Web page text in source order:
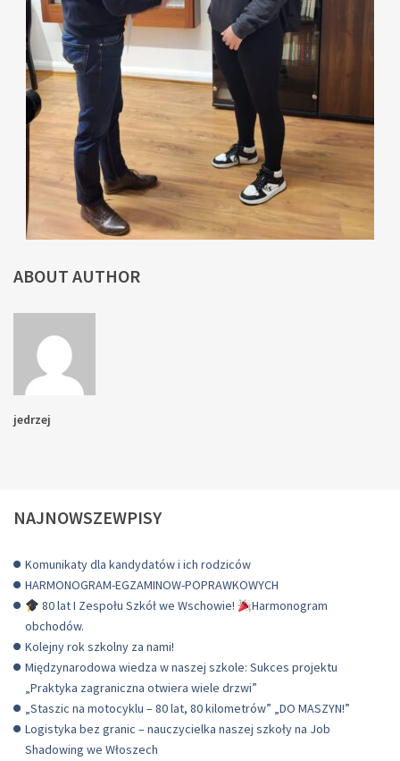
ABOUT AUTHOR
jedrzej
NAJNOWSZEWPISY
Komunikaty dla kandydatów i ich rodziców
HARMONOGRAM-EGZAMINOW-POPRAWKOWYCH
80 lat I Zespołu Szkół we Wschowie!
Harmonogram
obchodów.
Kolejny rok szkolny za nami!
Międzynarodowa wiedza w naszej szkole: Sukces projektu
„Praktyka zagraniczna otwiera wiele drzwi”
„Staszic na motocyklu – 80 lat, 80 kilometrów” „DO MASZYN!”
Logistyka bez granic – nauczycielka naszej szkoły na Job
Shadowing we Włoszech